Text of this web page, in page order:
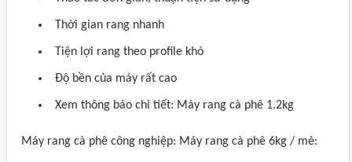
Thời gian rang nhanh
Tiện lợi rang theo profile khó
Độ bền của máy rất cao
Xem thông báo chi tiết: Máy rang cà phê 1.2kg
Máy rang cà phê công nghiệp: Máy rang cà phê 6kg / mẻ: